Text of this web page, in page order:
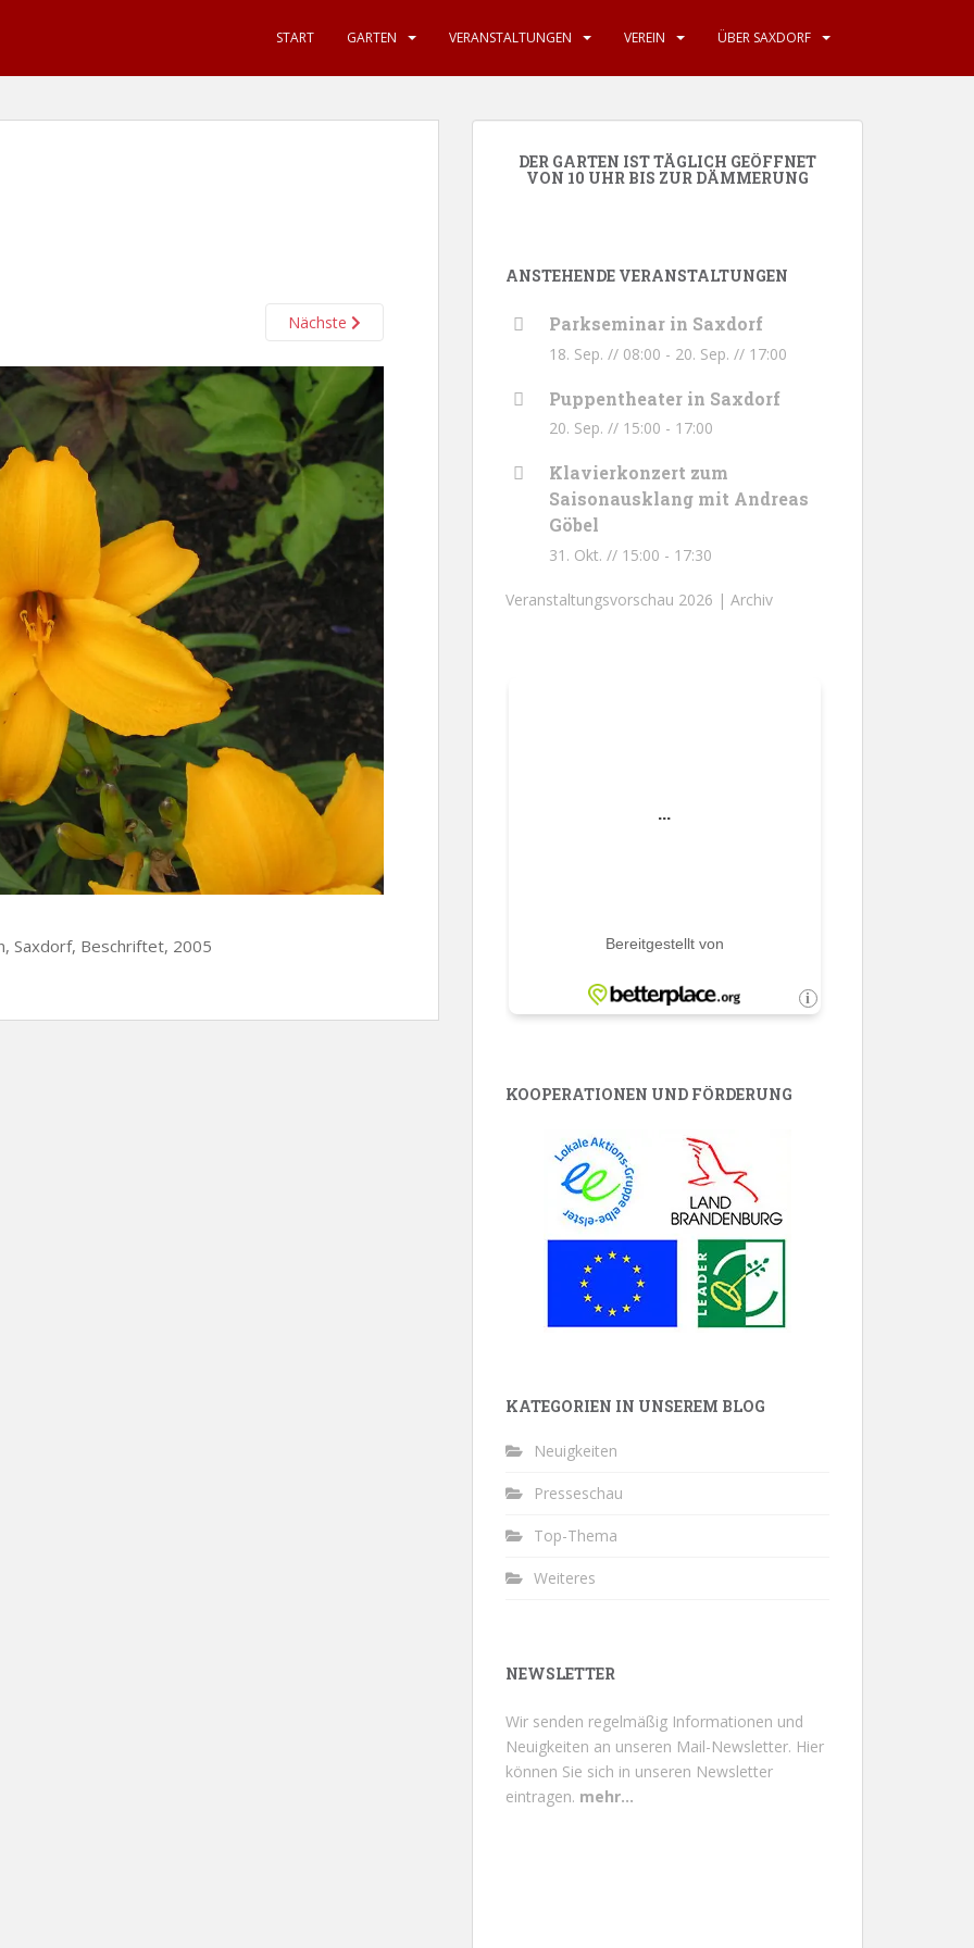
START GARTEN VERANSTALTUNGEN VEREIN ÜBER SAXDORF
Nächste
Saxdorf, Beschriftet, 2005
DER GARTEN IST TÄGLICH GEÖFFNET
VON 10 UHR BIS ZUR DÄMMERUNG
ANSTEHENDE VERANSTALTUNGEN
Parkseminar in Saxdorf
18. Sep. // 08:00 - 20. Sep. // 17:00
Puppentheater in Saxdorf
20. Sep. // 15:00 - 17:00
Klavierkonzert zum
Saisonausklang mit Andreas
Göbel
31. Okt. // 15:00 - 17:30
Veranstaltungsvorschau 2026 | Archiv
KOOPERATIONEN UND FÖRDERUNG
KATEGORIEN IN UNSEREM BLOG
Neuigkeiten
Presseschau
Top-Thema
Weiteres
NEWSLETTER
Wir senden regelmäßig Informationen und
Neuigkeiten an unseren Mail-Newsletter. Hier
können Sie sich in unseren Newsletter
eintragen. mehr...